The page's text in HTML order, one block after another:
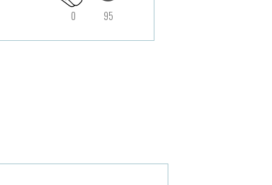
95
0